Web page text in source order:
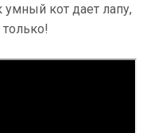
умный кот дает лапу,